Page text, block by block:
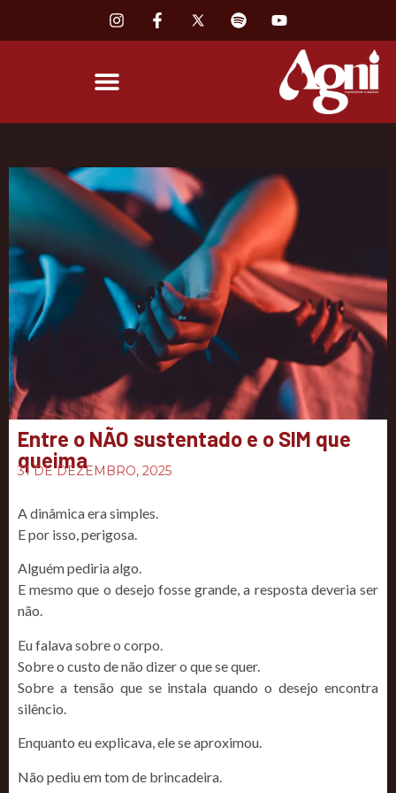
Entre o NÃO sustentado e o SIM que
queima
31 DE DEZEMBRO, 2025
A dinâmica era simples.
E por isso, perigosa.
Alguém pediria algo.
E mesmo que o desejo fosse grande, a resposta deveria ser
não.
Eu falava sobre o corpo.
Sobre o custo de não dizer o que se quer.
Sobre a tensão que se instala quando o desejo encontra
silêncio.
Enquanto eu explicava, ele se aproximou.
Não pediu em tom de brincadeira.